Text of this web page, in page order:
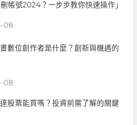
刪帳號2024？一步步教你快速操作」
08
書數位創作者是什麼？創新與機遇的
08
達股票能買嗎？投資前需了解的關鍵